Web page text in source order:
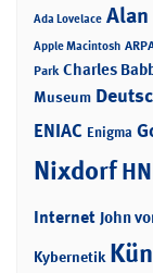
Ada Lovelace
Apple Macintosh
Park Charles
Museum
ENIAC Enigma
Nixdorf
Internet John
Kybernetik